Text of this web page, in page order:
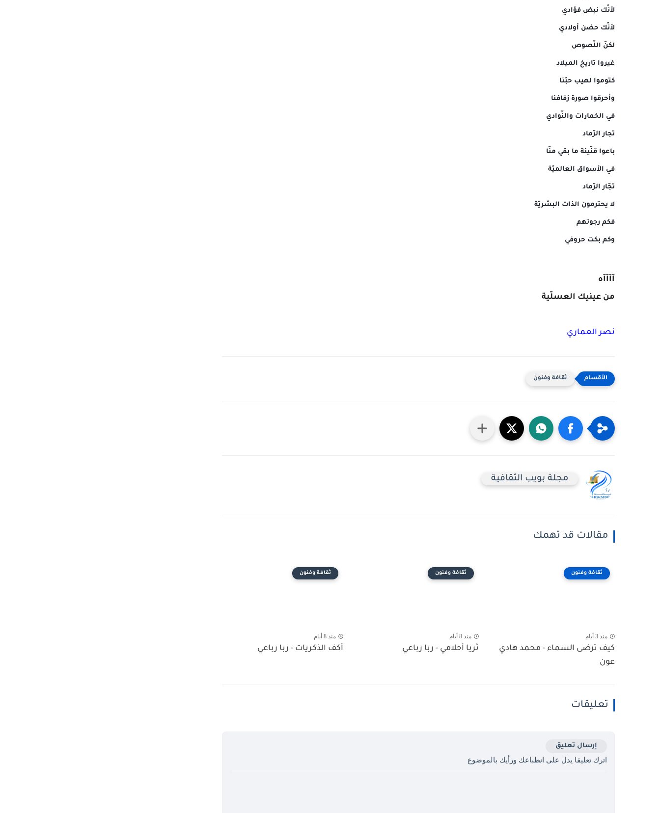
لأنّك نبض فؤادي
لأنّك حضن أولادي
لكنّ اللّصوص
غيروا تاريخ الميلاد
كتوموا لهيب حبّنا
وأحرقوا صورة زفافنا
في الخمارات والنّوادي
تجار الرّماد
باعوا قنّينة ما بقي منّا
في الأسواق العالميّة
تجّار الرّماد
لا يحترمون الذات البشريّة
فكم رجوتهم
وكم بكت حروفي
آآآآه
من عينيك العسلّية
نصر العماري
ثقافة وفنون
مجلة بويب الثقافية
مقالات قد تهمك
ثقافة وفنون
منذ 3 أيام
كيف ترضى السماء - محمد هادي
عون
ثقافة وفنون
منذ 8 أيام
ثريا أحلامي - ربا رباعي
ثقافة وفنون
منذ 8 أيام
أكف الذكريات - ربا رباعي
تعليقات
إرسال تعليق
اترك تعليقا يدل على انطباعك ورأيك بالموضوع